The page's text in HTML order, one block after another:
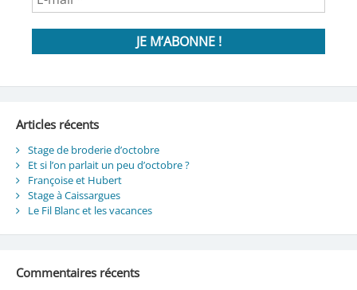
Articles récents
Stage de broderie d’octobre
Et si l’on parlait un peu d’octobre ?
Françoise et Hubert
Stage à Caissargues
Le Fil Blanc et les vacances
Commentaires récents